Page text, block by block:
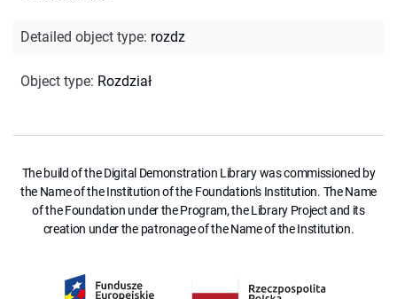
Detailed object type: rozdz
Object type: Rozdział
The build of the Digital Demonstration Library was commissioned by
the Name of the Institution of the Foundation's Institution. The Name
of the Foundation under the Program, the Library Project and its
creation under the patronage of the Name of the Institution.